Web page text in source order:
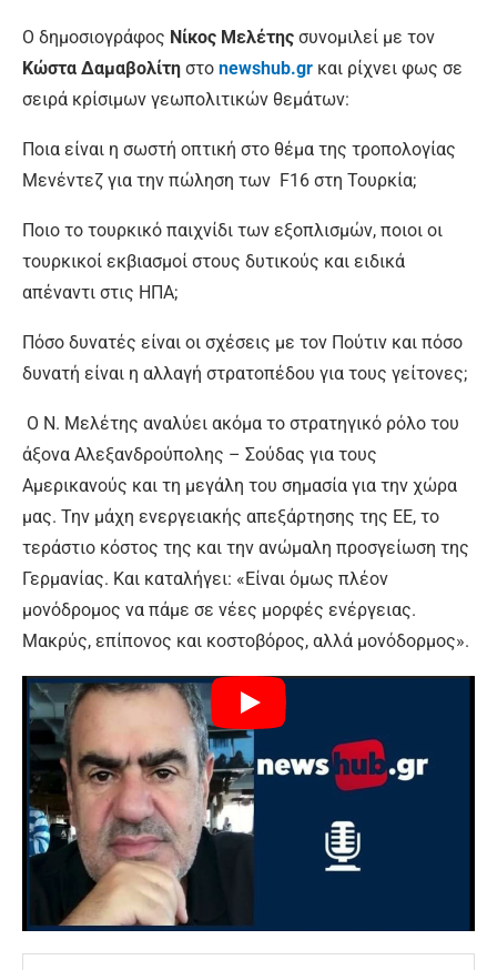
Ο δημοσιογράφος Νίκος Μελέτης συνομιλεί με τον
Κώστα Δαμαβολίτη στο newshub.gr και ρίχνει φως σε
σειρά κρίσιμων γεωπολιτικών θεμάτων:
Ποια είναι η σωστή οπτική στο θέμα της τροπολογίας
Μενέντεζ για την πώληση των F16 στη Τουρκία;
Ποιο το τουρκικό παιχνίδι των εξοπλισμών, ποιοι οι
τουρκικοί εκβιασμοί στους δυτικούς και ειδικά
απέναντι στις ΗΠΑ;
Πόσο δυνατές είναι οι σχέσεις με τον Πούτιν και πόσο
δυνατή είναι η αλλαγή στρατοπέδου για τους γείτονες;
Ο Ν. Μελέτης αναλύει ακόμα το στρατηγικό ρόλο του
άξονα Αλεξανδρούπολης – Σούδας για τους
Αμερικανούς και τη μεγάλη του σημασία για την χώρα
μας. Την μάχη ενεργειακής απεξάρτησης της ΕΕ, το
τεράστιο κόστος της και την ανώμαλη προσγείωση της
Γερμανίας. Και καταλήγει: «Είναι όμως πλέον
μονόδρομος να πάμε σε νέες μορφές ενέργειας.
Μακρύς, επίπονος και κοστοβόρος, αλλά μονόδορμος».